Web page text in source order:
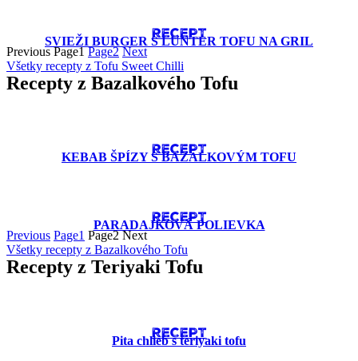
RECEPT
SVIEŽI BURGER S LUNTER TOFU NA GRIL
Previous Page1 Page2 Next
Všetky recepty z Tofu Sweet Chilli
Recepty z Bazalkového Tofu
RECEPT
KEBAB ŠPÍZY S BAZALKOVÝM TOFU
RECEPT
PARADAJKOVÁ POLIEVKA
Previous Page1 Page2 Next
Všetky recepty z Bazalkového Tofu
Recepty z Teriyaki Tofu
RECEPT
Pita chlieb s teriyaki tofu